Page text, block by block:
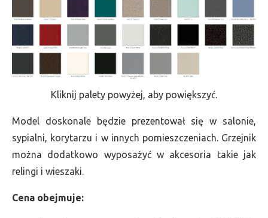
Kliknij palety powyżej, aby powiększyć.
Model doskonale będzie prezentował się w salonie,
sypialni, korytarzu i w innych pomieszczeniach. Grzejnik
można dodatkowo wyposażyć w akcesoria takie jak
relingi i wieszaki.
Cena obejmuje: